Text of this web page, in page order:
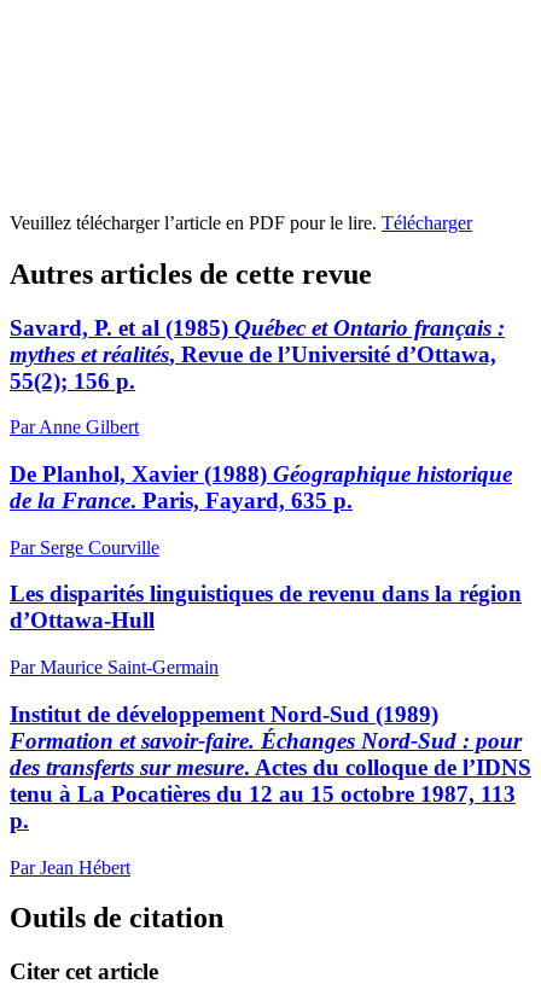
Veuillez télécharger l’article en PDF pour le lire. Télécharger
Autres articles de cette revue
Savard, P. et al (1985) Québec et Ontario français :
mythes et réalités, Revue de l’Université d’Ottawa,
55(2); 156 p.
Par Anne Gilbert
De Planhol, Xavier (1988) Géographique historique
de la France. Paris, Fayard, 635 p.
Par Serge Courville
Les disparités linguistiques de revenu dans la région
d’Ottawa-Hull
Par Maurice Saint-Germain
Institut de développement Nord-Sud (1989)
Formation et savoir-faire. Échanges Nord-Sud : pour
des transferts sur mesure. Actes du colloque de l’IDNS
tenu à La Pocatières du 12 au 15 octobre 1987, 113
p.
Par Jean Hébert
Outils de citation
Citer cet article